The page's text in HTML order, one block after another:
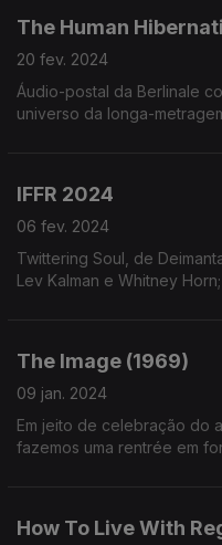
The Human
20 fev. 2024
Áudio-postal da Berlinale
universo da longa-
IFFR 2024
06 fev. 2024
Twittering Soul, de
Lev Kalman e Whitney
The Image (1969)
09 jan. 2024
Em jeito de celebração do
fazemos uma rentrée em
How To Live With